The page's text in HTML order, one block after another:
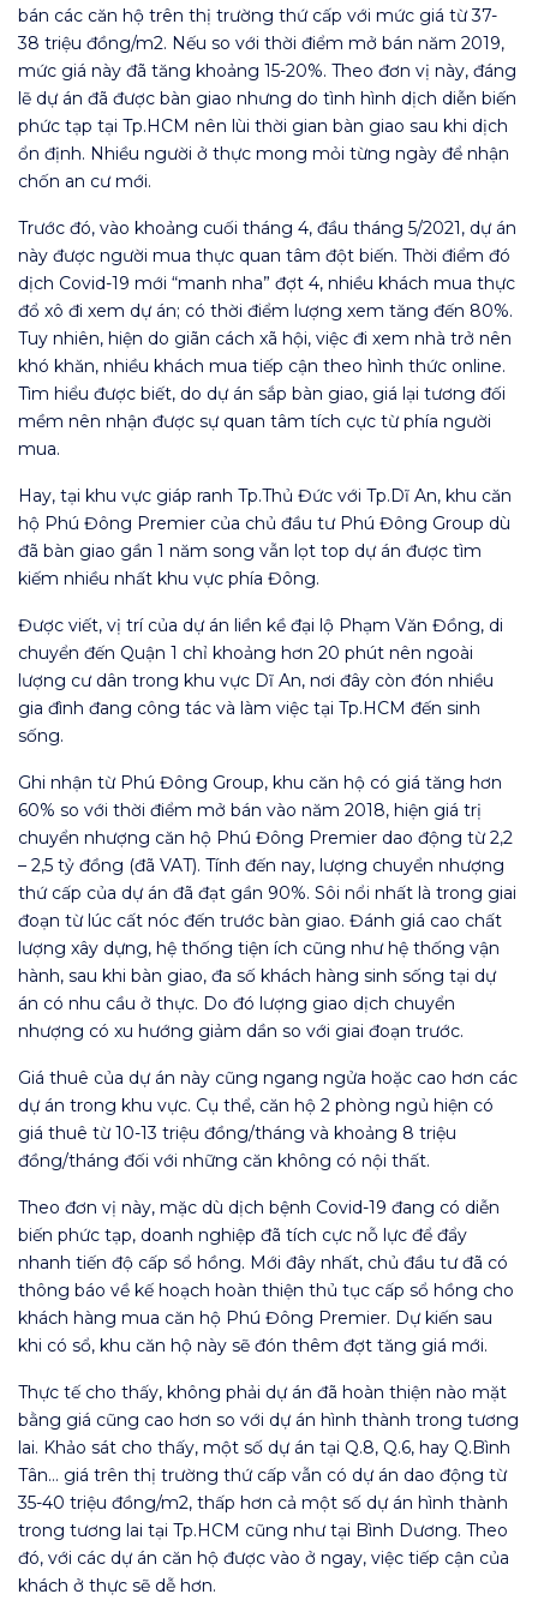
bán các căn hộ trên thị trường thứ cấp với mức giá từ 37-
38 triệu đồng/m2. Nếu so với thời điểm mở bán năm 2019,
mức giá này đã tăng khoảng 15-20%. Theo đơn vị này, đáng
lẽ dự án đã được bàn giao nhưng do tình hình dịch diễn biến
phức tạp tại Tp.HCM nên lùi thời gian bàn giao sau khi dịch
ổn định. Nhiều người ở thực mong mỏi từng ngày để nhận
chốn an cư mới.
Trước đó, vào khoảng cuối tháng 4, đầu tháng 5/2021, dự án
này được người mua thực quan tâm đột biến. Thời điểm đó
dịch Covid-19 mới “manh nha” đợt 4, nhiều khách mua thực
đổ xô đi xem dự án; có thời điểm lượng xem tăng đến 80%.
Tuy nhiên, hiện do giãn cách xã hội, việc đi xem nhà trở nên
khó khăn, nhiều khách mua tiếp cận theo hình thức online.
Tìm hiểu được biết, do dự án sắp bàn giao, giá lại tương đối
mềm nên nhận được sự quan tâm tích cực từ phía người
mua.
Hay, tại khu vực giáp ranh Tp.Thủ Đức với Tp.Dĩ An, khu căn
hộ Phú Đông Premier của chủ đầu tư Phú Đông Group dù
đã bàn giao gần 1 năm song vẫn lọt top dự án được tìm
kiếm nhiều nhất khu vực phía Đông.
Được viết, vị trí của dự án liền kề đại lộ Phạm Văn Đồng, di
chuyển đến Quận 1 chỉ khoảng hơn 20 phút nên ngoài
lượng cư dân trong khu vực Dĩ An, nơi đây còn đón nhiều
gia đình đang công tác và làm việc tại Tp.HCM đến sinh
sống.
Ghi nhận từ Phú Đông Group, khu căn hộ có giá tăng hơn
60% so với thời điểm mở bán vào năm 2018, hiện giá trị
chuyển nhượng căn hộ Phú Đông Premier dao động từ 2,2
– 2,5 tỷ đồng (đã VAT). Tính đến nay, lượng chuyển nhượng
thứ cấp của dự án đã đạt gần 90%. Sôi nổi nhất là trong giai
đoạn từ lúc cất nóc đến trước bàn giao. Đánh giá cao chất
lượng xây dựng, hệ thống tiện ích cũng như hệ thống vận
hành, sau khi bàn giao, đa số khách hàng sinh sống tại dự
án có nhu cầu ở thực. Do đó lượng giao dịch chuyển
nhượng có xu hướng giảm dần so với giai đoạn trước.
Giá thuê của dự án này cũng ngang ngửa hoặc cao hơn các
dự án trong khu vực. Cụ thể, căn hộ 2 phòng ngủ hiện có
giá thuê từ 10-13 triệu đồng/tháng và khoảng 8 triệu
đồng/tháng đối với những căn không có nội thất.
Theo đơn vị này, mặc dù dịch bệnh Covid-19 đang có diễn
biến phức tạp, doanh nghiệp đã tích cực nỗ lực để đẩy
nhanh tiến độ cấp sổ hồng. Mới đây nhất, chủ đầu tư đã có
thông báo về kế hoạch hoàn thiện thủ tục cấp sổ hồng cho
khách hàng mua căn hộ Phú Đông Premier. Dự kiến sau
khi có sổ, khu căn hộ này sẽ đón thêm đợt tăng giá mới.
Thực tế cho thấy, không phải dự án đã hoàn thiện nào mặt
bằng giá cũng cao hơn so với dự án hình thành trong tương
lai. Khảo sát cho thấy, một số dự án tại Q.8, Q.6, hay Q.Bình
Tân… giá trên thị trường thứ cấp vẫn có dự án dao động từ
35-40 triệu đồng/m2, thấp hơn cả một số dự án hình thành
trong tương lai tại Tp.HCM cũng như tại Bình Dương. Theo
đó, với các dự án căn hộ được vào ở ngay, việc tiếp cận của
khách ở thực sẽ dễ hơn.